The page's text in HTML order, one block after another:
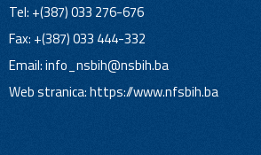
Tel: +(387) 033 276-676
Fax: +(387) 033 444-332
Email:info_nsbih@nsbih.ba
Web stranica: https://www.nfsbih.ba